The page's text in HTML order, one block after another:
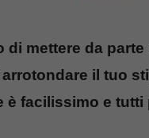
di mettere da parte
il tuo
è facilissimo e tutti